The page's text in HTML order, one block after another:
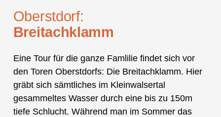
Oberstdorf:
Breitachklamm
Eine Tour für die ganze Famlilie findet sich vor
den Toren Oberstdorfs: Die Breitachklamm. Hier
gräbt sich sämtliches im Kleinwalsertal
gesammeltes Wasser durch eine bis zu 150m
tiefe Schlucht. Während man im Sommer das